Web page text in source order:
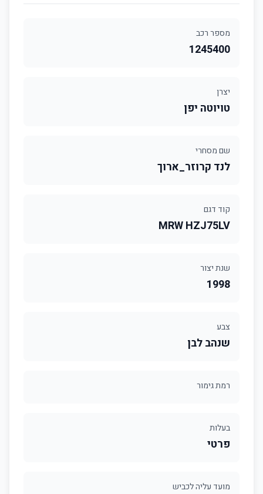
מספר רכב
1245400
יצרן
טויוטה יפן
שם מסחרי
לנד קרוזר_ארוך
קוד דגם
MRW HZJ75LV
שנת יצור
1998
צבע
שנהב לבן
רמת גימור
בעלות
פרטי
מועד עליה לכביש